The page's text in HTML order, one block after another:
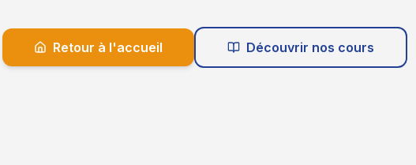
Retour à l'accueil Découvrir nos cours